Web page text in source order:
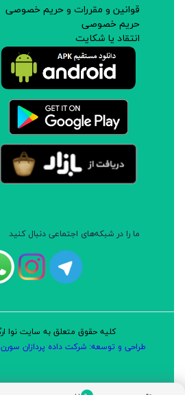
قوانین و مقررات و حریم خصوصی
حریم خصوصی
انتقاد یا شکایت
ما را در شبکه‌های اجتماعی دنبال کنید
کلیه حقوق متعلق به سایت نوا
طراحی و توسعه: شرکت داده پردازان سورن